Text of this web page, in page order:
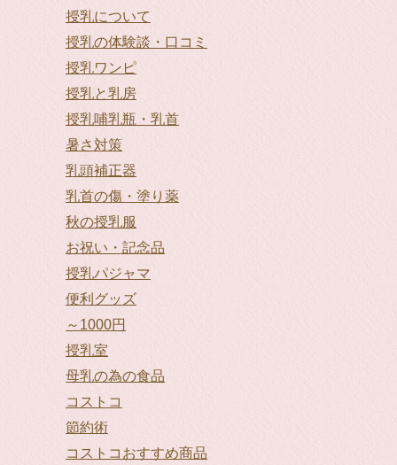
授乳について
授乳の体験談・口コミ
授乳ワンピ
授乳と乳房
授乳哺乳瓶・乳首
暑さ対策
乳頭補正器
乳首の傷・塗り薬
秋の授乳服
お祝い・記念品
授乳パジャマ
便利グッズ
～1000円
授乳室
母乳の為の食品
コストコ
節約術
コストコおすすめ商品